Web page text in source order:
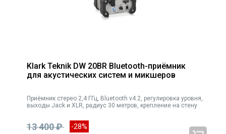
Klark Teknik DW 20BR Bluetooth-приёмник
для акустических систем и микшеров
Приёмник стерео 2,4 ГГц, Bluetooth v4.2, регулировка уровня,
выходы Jack и XLR, радиус 30 метров, крепление на стену
13 400 ₽ -28%